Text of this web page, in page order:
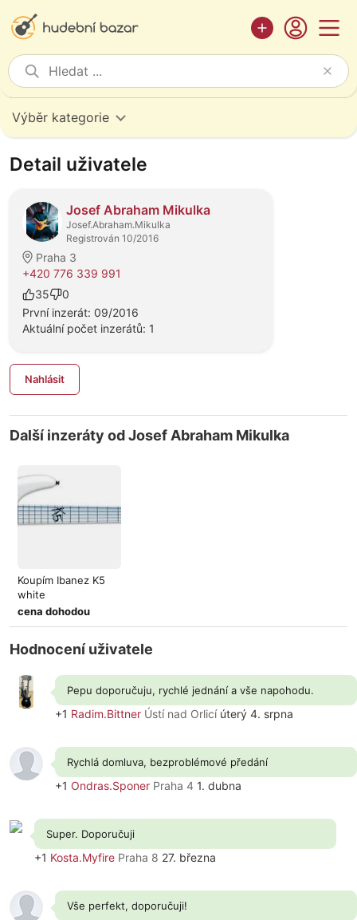
Výběr kategorie
Detail uživatele
Josef Abraham Mikulka
Josef.Abraham.Mikulka
Registrován 10/2016
Praha 3
+420 776 339 991
35
0
První inzerát: 09/2016
Aktuální počet inzerátů: 1
Nahlásit
Další inzeráty od Josef Abraham Mikulka
Koupím Ibanez K5
white
cena dohodou
Hodnocení uživatele
Pepu doporučuju, rychlé jednání a vše napohodu.
+1 Radim.Bittner Ústí nad Orlicíúterý 4. srpna
Rychlá domluva, bezproblémové předání
+1 Ondras.Sponer Praha 4 1. dubna
Super. Doporučuji
+1 Kosta.Myfire Praha 8 27. března
Vše perfekt, doporučuji!